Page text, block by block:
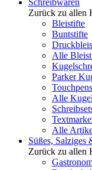
Schreibwaren
Zurück zu allen
Bleistifte
Buntstifte
Alle
Parker
Touchpens
Alle
Alle
Süßes, Salziges
Zurück zu allen